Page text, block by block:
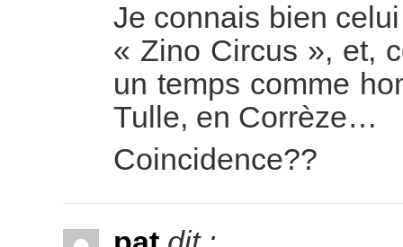
Je connais bien
« Zino Circus », et,
un temps comme
Tulle, en Corrèze…
Coincidence??